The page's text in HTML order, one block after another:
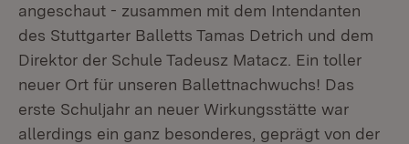
angeschaut - zusammen mit dem Intendanten
des Stuttgarter Balletts Tamas Detrich und dem
Direktor der Schule Tadeusz Matacz. Ein toller
neuer Ort für unseren Ballettnachwuchs! Das
erste Schuljahr an neuer Wirkungsstätte war
allerdings ein ganz besonderes, geprägt von der